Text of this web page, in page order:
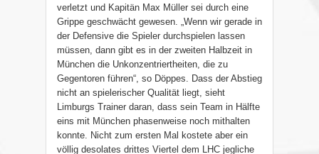
verletzt und Kapitän Max Müller sei durch eine
Grippe geschwächt gewesen. „Wenn wir gerade in
der Defensive die Spieler durchspielen lassen
müssen, dann gibt es in der zweiten Halbzeit in
München die Unkonzentriertheiten, die zu
Gegentoren führen“, so Döppes. Dass der Abstieg
nicht an spielerischer Qualität liegt, sieht
Limburgs Trainer daran, dass sein Team in Hälfte
eins mit München phasenweise noch mithalten
konnte. Nicht zum ersten Mal kostete aber ein
völlig desolates drittes Viertel dem LHC jegliche